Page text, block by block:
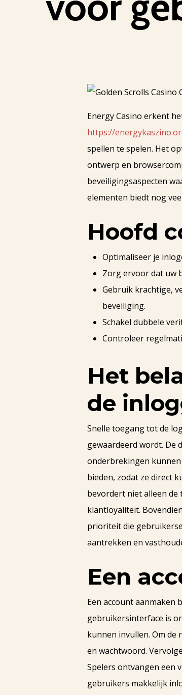
Energy Casino erkent
https://
spellen te spelen. Het
ontwerp en
beveiligingsaspecten
elementen biedt nog
Hoofd
Optimaliseer je
Zorg ervoor dat uw
Gebruik krachtige,
beveiliging.
Schakel dubbele
Controleer
Het
de
Snelle toegang tot de
gewaardeerd wordt. De
onderbrekingen
bieden, zodat ze direct
bevordert niet alleen de
klantloyaliteit.
prioriteit die
aantrekken en
Een
Een account aanmaken
gebruikersinterface is
kunnen invullen. Om
en wachtwoord.
Spelers ontvangen een
gebruikers makkelijk